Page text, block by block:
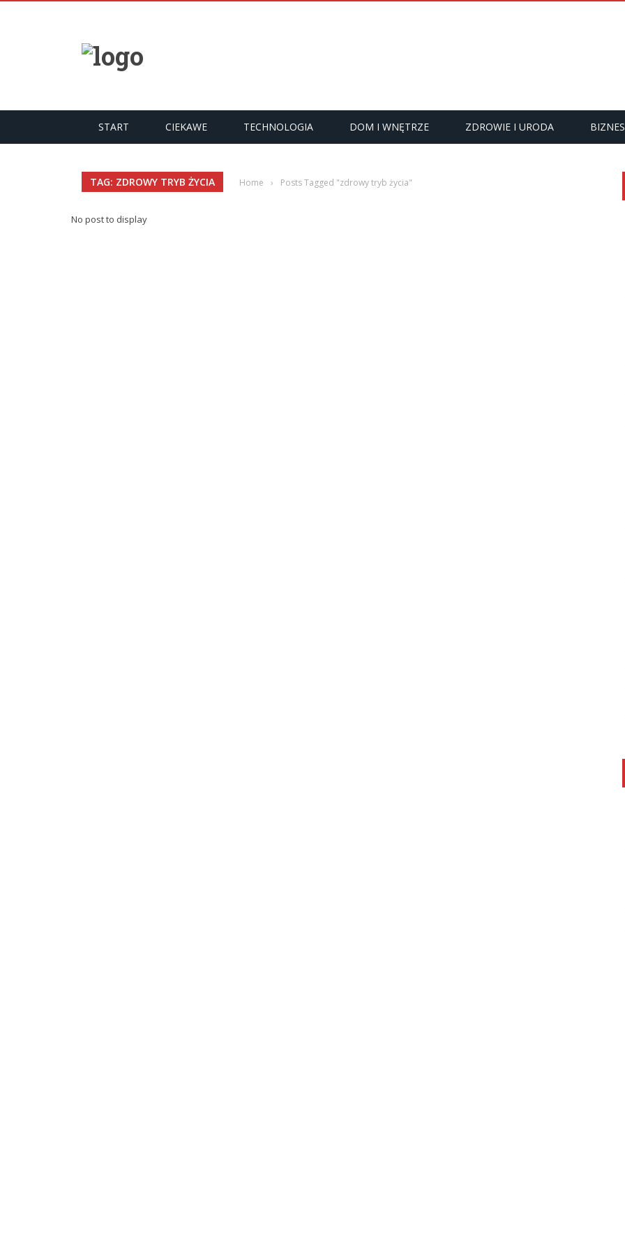
START CIEKAWE TECHNOLOGIA DOM I WNĘTRZE ZDROWIE I URODA BIZNES
TAG: ZDROWY TRYB ŻYCIA Home › Posts Tagged "zdrowy tryb życia"
No post to display